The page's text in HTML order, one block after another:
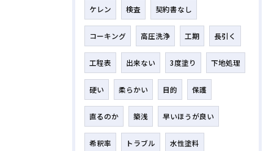
ケレン 検査 契約書なし
コーキング 高圧洗浄 工期 長引く
工程表 出来ない 3度塗り 下地処理
硬い 柔らかい 目的 保護
直るのか 築浅 早いほうが良い
希釈率 トラブル 水性塗料